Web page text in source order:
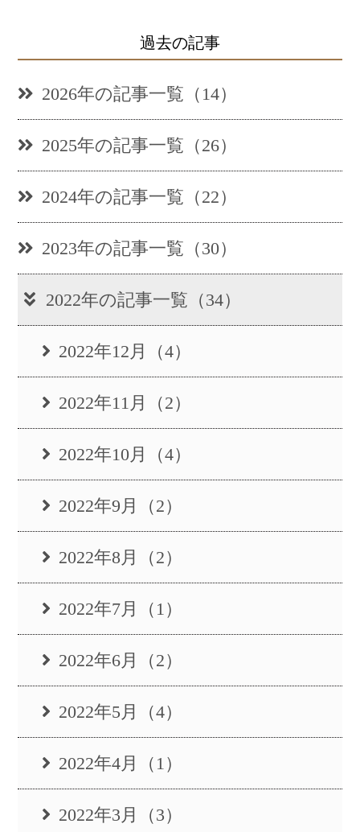
過去の記事
2026年の記事一覧（14）
2025年の記事一覧（26）
2024年の記事一覧（22）
2023年の記事一覧（30）
2022年の記事一覧（34）
2022年12月（4）
2022年11月（2）
2022年10月（4）
2022年9月（2）
2022年8月（2）
2022年7月（1）
2022年6月（2）
2022年5月（4）
2022年4月（1）
2022年3月（3）